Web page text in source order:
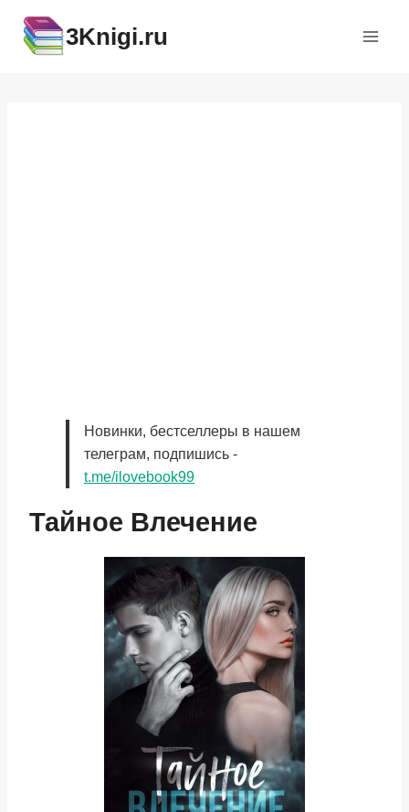
содержимому
3Knigi.ru
Новинки, бестселлеры в нашем
телеграм, подпишись -
t.me/ilovebook99
Тайное Влечение